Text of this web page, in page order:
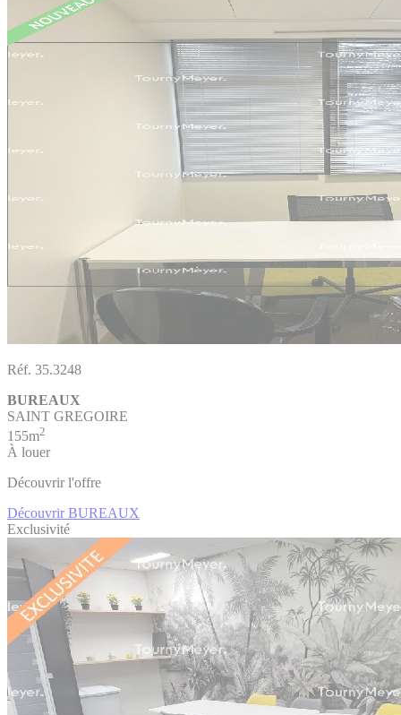
Réf. 35.3248
BUREAUX
SAINT GREGOIRE
155m2
À louer
Découvrir l'offre
Découvrir BUREAUX
Exclusivité